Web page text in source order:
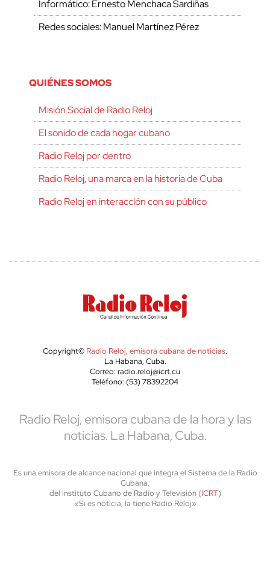
Informático: Ernesto Menchaca Sardiñas
Redes sociales: Manuel Martínez Pérez
QUIÉNES SOMOS
Misión Social de Radio Reloj
El sonido de cada hogar cubano
Radio Reloj por dentro
Radio Reloj, una marca en la historia de Cuba
Radio Reloj en interacción con su público
Copyright© Radio Reloj, emisora cubana de noticias.
La Habana, Cuba.
Correo: radio.reloj@icrt.cu
Teléfono: (53) 78392204
Radio Reloj, emisora cubana de la hora y las
noticias. La Habana, Cuba.
Es una emisora de alcance nacional que integra el Sistema de la Radio
Cubana,
del Instituto Cubano de Radio y Televisión (ICRT)
«Si es noticia, la tiene Radio Reloj»